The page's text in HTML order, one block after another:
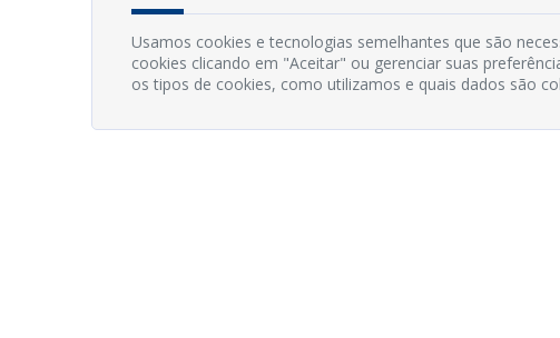
Usamos cookies e tecnologias semelhantes que são
cookies clicando em "Aceitar" ou gerenciar suas
os tipos de cookies, como utilizamos e quais dados são